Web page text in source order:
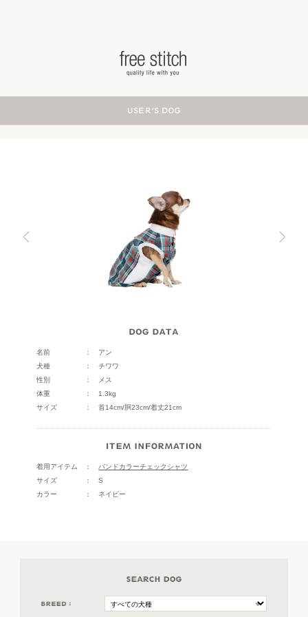
名前
アン
犬種
チワワ
性別
メス
体重
1.3kg
サイズ
首14cm/胴23cm/着丈21cm
着用アイテム
バンドカラーチェックシャツ
サイズ
S
カラー
ネイビー